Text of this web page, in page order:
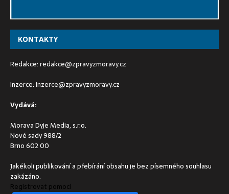
KONTAKTY
Redakce:redakce@zpravyzmoravy.cz
Inzerce:inzerce@zpravyzmoravy.cz
Vydává:
Morava Dyje Media, s.r.o.
Nové sady 988/2
Brno 602 00
Jakékoli publikování a přebírání obsahu je bez písemného souhlasu
zakázáno.
Registrovat pomocí